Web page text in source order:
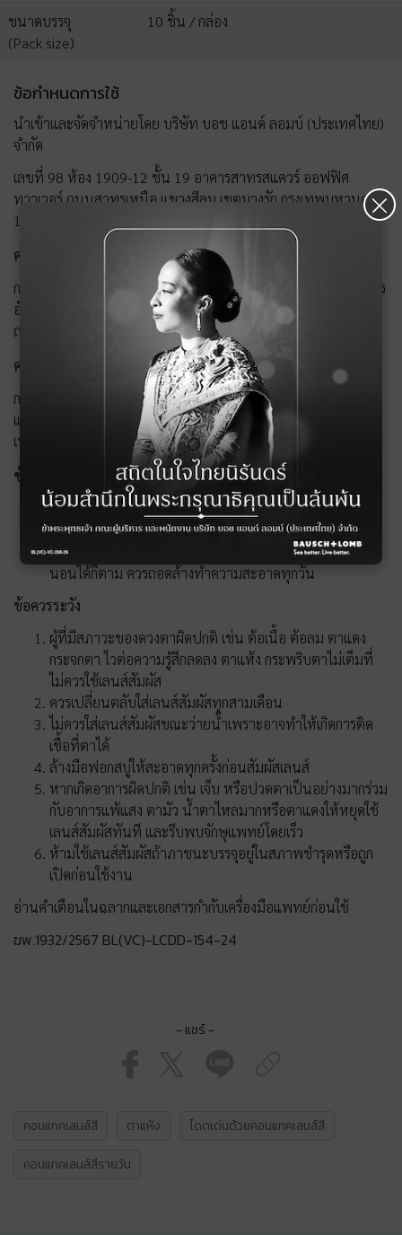
×
ขนาดบรรจุ
(Pack size)
10 ชิ้น / กล่อง
ข้อกำหนดการใช้
นำเข้าและจัดจำหน่ายโดย บริษัท บอช แอนด์ ลอมบ์ (ประเทศไทย)
จำกัด
เลขที่ 98 ห้อง 1909-12 ชั้น 19 อาคารสาทรสแควร์ ออฟฟิศ
ทาวเวอร์ ถนนสาทรเหนือ แขวงสีลม เขตบางรัก กรุงเทพมหานคร
10500 โทรศัพท์ 0-2643-7888 โทรสาร 0-2643-7889
คำเตือน
การใช้เลนส์สัมผัสโดยเฉพาะอย่างยิ่งการใช้ผิดวิธี มีความเสี่ยงต่อการ
อักเสบ หรือการติดเชื้อของดวงตา อาจรุนแรงถึงขั้นสูญเสียตาอย่าง
ถาวรได้
คำแนะนำ
การใช้เลนส์สัมผัสควรได้รับการสั่งใช้และตรวจติดตามทุกปีโดยจักษุ
แพทย์ หรือผู้ประกอบการโรคศิลปะ โดยอาศัยทัศนมาตรศาสตร์
เท่านั้น
ข้อห้ามใช้
ห้ามใส่เลนส์สัมผัสนานเกินระยะเวลาที่กำหนด
ห้ามใส่เลนส์สัมผัสร่วมกับบุคคลอื่น
ห้ามใส่เลนส์สัมผัสทุกชนิดเวลานอนถึงแม้ว่าจะเป็นชนิดใส่
นอนได้ก็ตาม ควรถอดล้างทำความสะอาดทุกวัน
ข้อควรระวัง
ผู้ที่มีสภาวะของดวงตาผิดปกติ เช่น ต้อเนื้อ ต้อลม ตาแดง
กระจกตา ไวต่อความรู้สึกลดลง ตาแห้ง กระพริบตาไม่เต็มที่
ไม่ควรใช้เลนส์สัมผัส
ควรเปลี่ยนตลับใส่เลนส์สัมผัสทุกสามเดือน
ไม่ควรใส่เลนส์สัมผัสขณะว่ายน้ำเพราะอาจทำให้เกิดการติด
เชื้อที่ตาได้
ล้างมือฟอกสบู่ให้สะอาดทุกครั้งก่อนสัมผัสเลนส์
หากเกิดอาการผิดปกติ เช่น เจ็บ หรือปวดตาเป็นอย่างมากร่วม
กับอาการแพ้แสง ตามัว น้ำตาไหลมากหรือตาแดงให้หยุดใช้
เลนส์สัมผัสทันที และรีบพบจักษุแพทย์โดยเร็ว
ห้ามใช้เลนส์สัมผัสถ้าภาชนะบรรจุอยู่ในสภาพชำรุดหรือถูก
เปิดก่อนใช้งาน
อ่านคำเตือนในฉลากและเอกสารกำกับเครื่องมือแพทย์ก่อนใช้
ฆพ.1932/2567 BL(VC)-LCDD-154-24
- แชร์ -
คอนแทคเลนส์สี ตาแห้ง โดดเด่นด้วยคอนแทคเลนส์สี
คอนแทคเลนส์สีรายวัน